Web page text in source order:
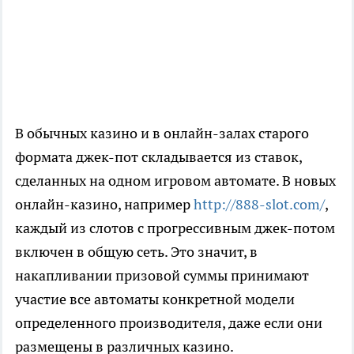
В обычных казино и в онлайн-залах старого
формата джек-пот складывается из ставок,
сделанных на одном игровом автомате. В новых
онлайн-казино, напримерhttp://888-slot.com/,
каждый из слотов с прогрессивным джек-потом
включен в общую сеть. Это значит, в
накапливании призовой суммы принимают
участие все автоматы конкретной модели
определенного производителя, даже если они
размещены в различных казино.